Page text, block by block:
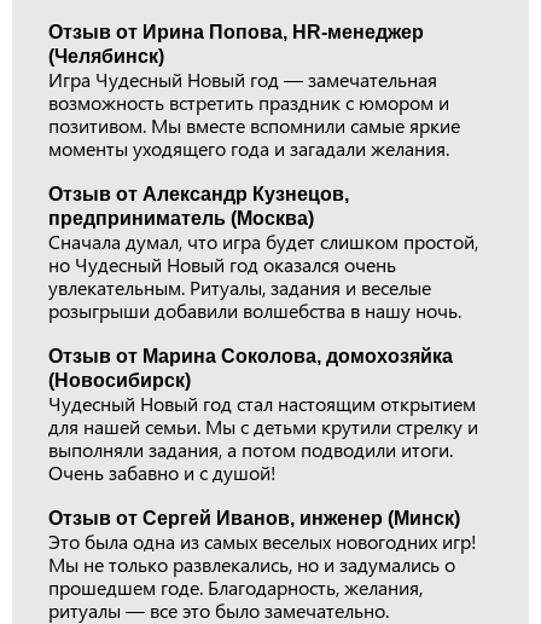
Отзыв от Ирина Попова, HR-менеджер
(Челябинск)
Игра Чудесный Новый год — замечательная
возможность встретить праздник с юмором и
позитивом. Мы вместе вспомнили самые яркие
моменты уходящего года и загадали желания.
Отзыв от Александр Кузнецов,
предприниматель (Москва)
Сначала думал, что игра будет слишком простой,
но Чудесный Новый год оказался очень
увлекательным. Ритуалы, задания и веселые
розыгрыши добавили волшебства в нашу ночь.
Отзыв от Марина Соколова, домохозяйка
(Новосибирск)
Чудесный Новый год стал настоящим открытием
для нашей семьи. Мы с детьми крутили стрелку и
выполняли задания, а потом подводили итоги.
Очень забавно и с душой!
Отзыв от Сергей Иванов, инженер (Минск)
Это была одна из самых веселых новогодних игр!
Мы не только развлекались, но и задумались о
прошедшем годе. Благодарность, желания,
ритуалы — все это было замечательно.